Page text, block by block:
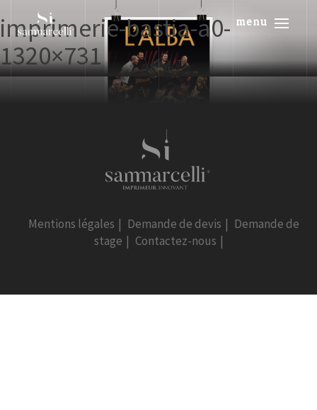
menu
imprimerie-bastia-a0-
1320×731
Mentions légales | Demande de devis | Demande de
stage | Contactez-nous |